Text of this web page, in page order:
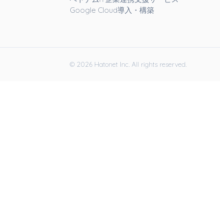
Google Cloud導入・構築
© 2026 Hatonet Inc. All rights reserved.